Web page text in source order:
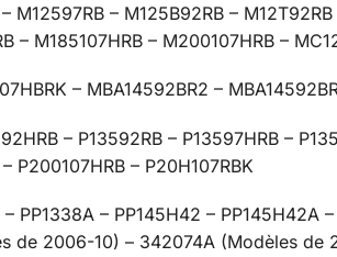
M12597RB – M125B92RB –
– M185107HRB – M200107HRB –
– MBA14592BR2 –
– P13592RB – P13597HRB –
P200107HRB – P20H107RBK
– PP1338A – PP145H42 –
de 2006-10) – 342074A (Modèles